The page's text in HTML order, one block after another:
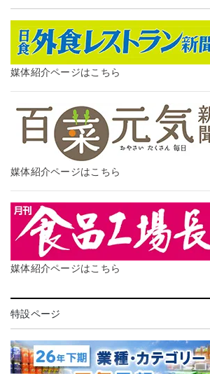
媒体紹介ページはこちら
媒体紹介ページはこちら
媒体紹介ページはこちら
特設ページ